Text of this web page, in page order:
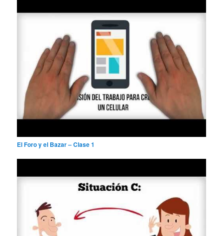
El Foro y el Bazar – Clase 1